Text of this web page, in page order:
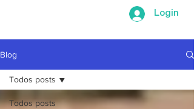
Login
Blog
Todos posts
Todos posts